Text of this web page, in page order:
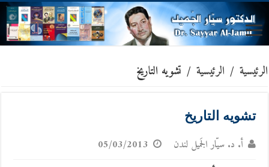
الرئيسية / الرئيسية / تشويه التاريخ
تشويه التاريخ
أ. د. سيّار الجَميل لندن 05/03/2013